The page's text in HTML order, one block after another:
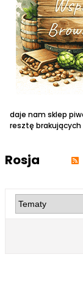
daje nam sklep
resztę
Rosja